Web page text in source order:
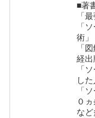
■著
「
「
術」
「
経出
「
し
「
０
など